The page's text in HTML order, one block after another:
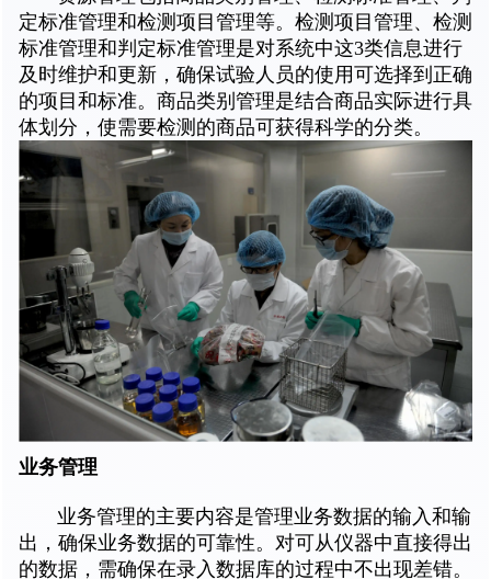
定标准管理和检测项目管理等。检测项目管理、检测
标准管理和判定标准管理是对系统中这3类信息进行
及时维护和更新，确保试验人员的使用可选择到正确
的项目和标准。商品类别管理是结合商品实际进行具
体划分，使需要检测的商品可获得科学的分类。
业务管理
业务管理的主要内容是管理业务数据的输入和输
出，确保业务数据的可靠性。对可从仪器中直接得出
的数据，需确保在录入数据库的过程中不出现差错。